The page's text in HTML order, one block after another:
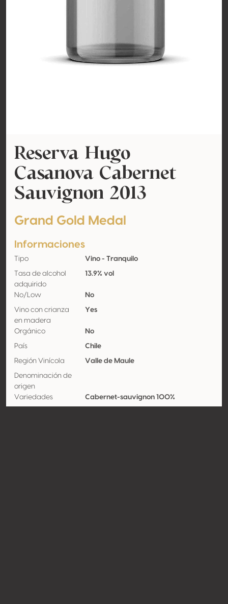
Reserva Hugo
Casanova Cabernet
Sauvignon 2013
Grand Gold Medal
Informaciones
Tipo Vino - Tranquilo
Tasa de alcohol
adquirido
13.9% vol
No/Low No
Vino con crianza
en madera
Yes
Orgánico No
País Chile
Región Vinícola Valle de Maule
Denominación de
origen
Variedades
Cabernet-sauvignon 100%